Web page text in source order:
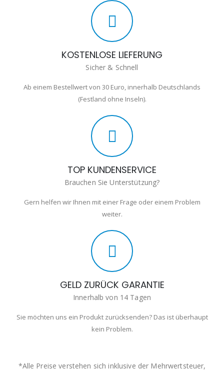
KOSTENLOSE LIEFERUNG
Sicher & Schnell
Ab einem Bestellwert von 30 Euro, innerhalb Deutschlands
(Festland ohne Inseln).
TOP KUNDENSERVICE
Brauchen Sie Unterstützung?
Gern helfen wir Ihnen mit einer Frage oder einem Problem
weiter.
GELD ZURÜCK GARANTIE
Innerhalb von 14 Tagen
Sie möchten uns ein Produkt zurücksenden? Das ist überhaupt
kein Problem.
*Alle Preise verstehen sich inklusive der Mehrwertsteuer,